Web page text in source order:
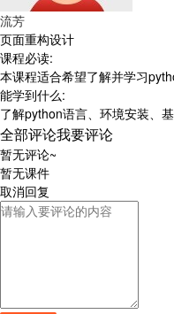
流芳
页面重构设计
课程必读:
本课程适合希望了解并学习
能学到什么:
了解python语言、环境安装、基
全部评论我要评论
暂无评论~
暂无课件
取消回复